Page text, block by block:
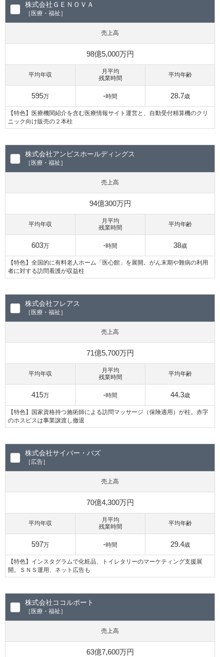
株式会社ＧＥＮＯＶＡ
［医療・福祉］
売上高
98億5,000万円
平均年収
595万
月平均
残業時間
-時間
平均年齢
28.7歳
【特色】医療機関紹介を含む医療情報サイト運営と、自動受付精算機のクリ
ニック向け販売の２本柱
株式会社アンビスホールディングス
［医療・福祉］
売上高
94億300万円
平均年収
603万
月平均
残業時間
-時間
平均年齢
38歳
【特色】全国的に有料老人ホーム「医心館」を展開。がん末期や難病の利用
者に対する訪問看護が収益柱
株式会社フレアス
［医療・福祉］
売上高
71億5,700万円
平均年収
415万
月平均
残業時間
-時間
平均年齢
44.3歳
【特色】国家資格持つ施術師による訪問マッサージ（保険適用）が柱。赤字
のホスピスは事業譲渡し撤退
株式会社サイバー・バズ
［広告］
売上高
70億4,300万円
平均年収
597万
月平均
残業時間
-時間
平均年齢
29.4歳
【特色】インスタグラムで化粧品、トイレタリーのマーケティング支援展
開。ＳＮＳ運用、ネット広告も
株式会社ココルポート
［医療・福祉］
売上高
63億7,600万円